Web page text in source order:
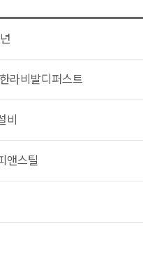
라비발디퍼스트
비
앤스틸